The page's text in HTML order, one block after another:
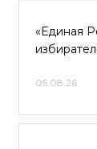
«Единая
05.08.26